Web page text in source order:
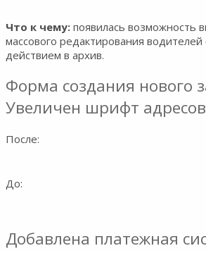
Что к чему: появилась возможность
массового редактирования
действием в архив.
Форма создания нового
Увеличен шрифт адресов
После:
До:
Добавлена платежная